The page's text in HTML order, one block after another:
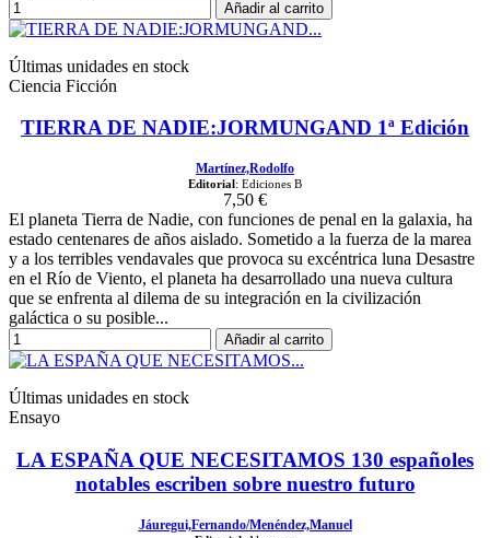
Añadir al carrito
Últimas unidades en stock
Ciencia Ficción
TIERRA DE NADIE:JORMUNGAND 1ª Edición
Martínez,Rodolfo
Editorial: Ediciones B
7,50 €
El planeta Tierra de Nadie, con funciones de penal en la galaxia, ha
estado centenares de años aislado. Sometido a la fuerza de la marea
y a los terribles vendavales que provoca su excéntrica luna Desastre
en el Río de Viento, el planeta ha desarrollado una nueva cultura
que se enfrenta al dilema de su integración en la civilización
galáctica o su posible...
Añadir al carrito
Últimas unidades en stock
Ensayo
LA ESPAÑA QUE NECESITAMOS 130 españoles
notables escriben sobre nuestro futuro
Jáuregui,Fernando/Menéndez,Manuel